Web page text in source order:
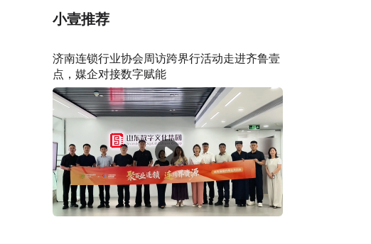
小壹推荐
济南连锁行业协会周访跨界行活动走进齐鲁壹
点，媒企对接数字赋能